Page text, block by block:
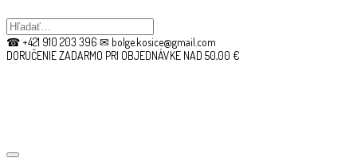
☎ +421 910 203 396 ✉ bolge.kosice@gmail.com
DORUČENIE ZADARMO PRI OBJEDNÁVKE NAD 50,00 €